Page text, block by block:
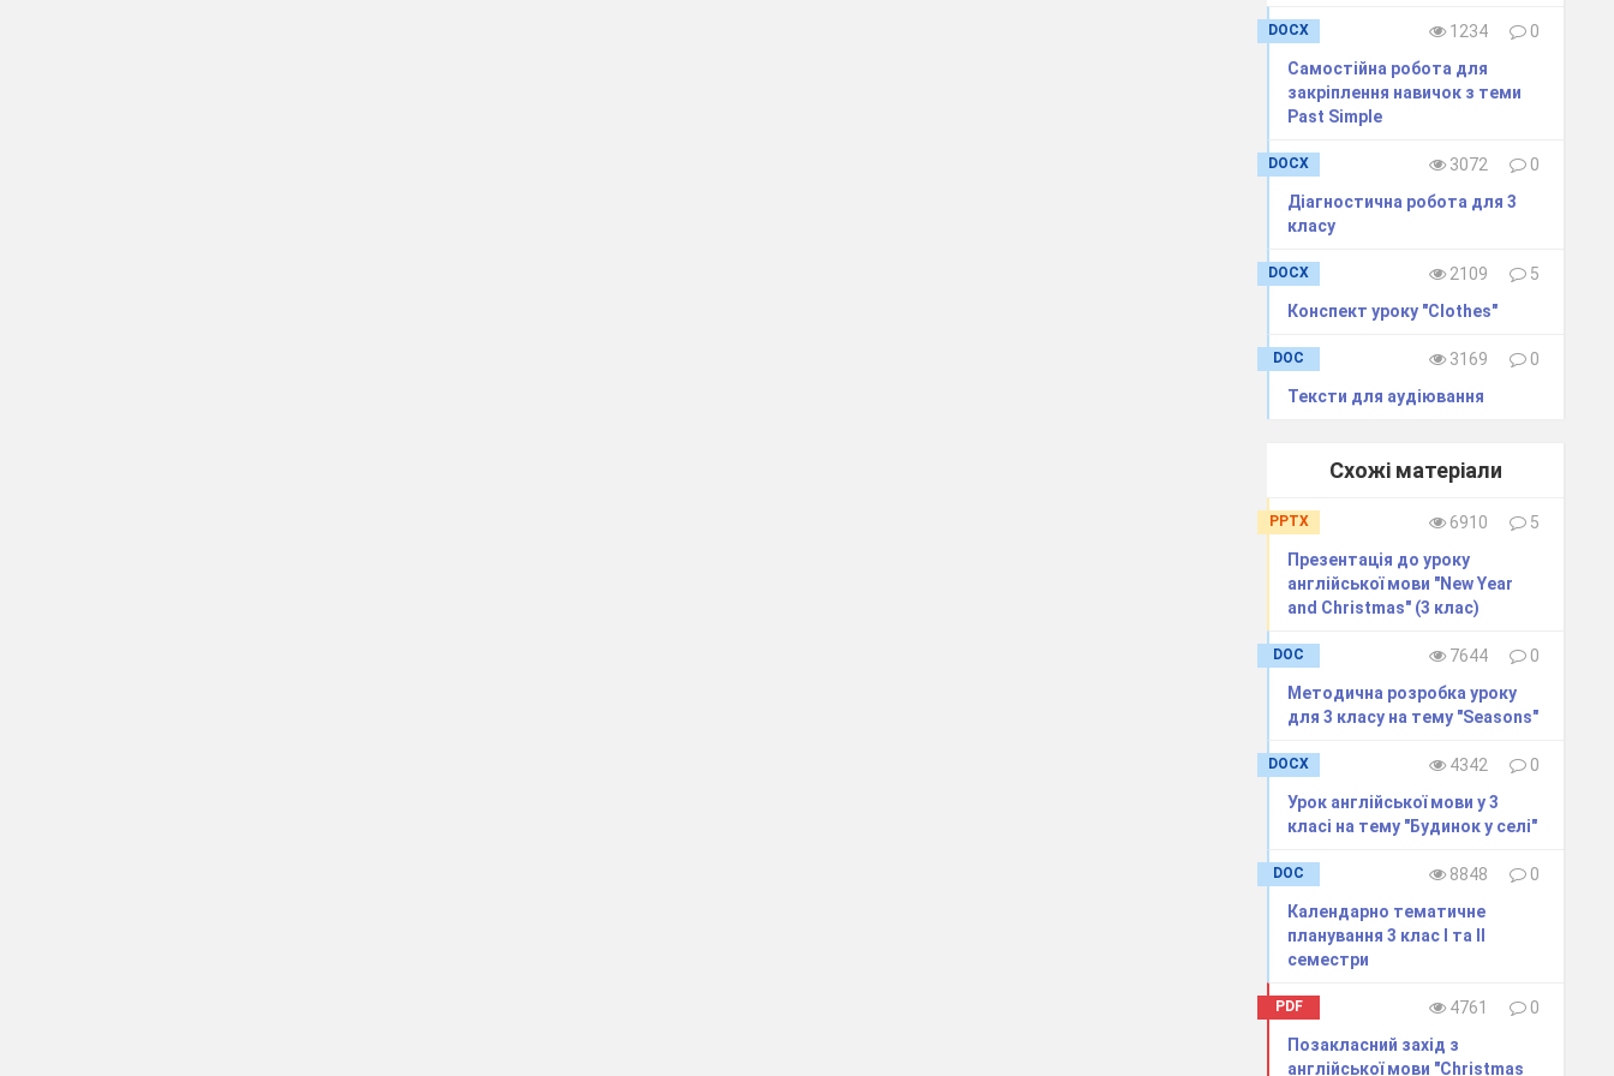
DOCX 1234
0
Самостійна робота для
закріплення навичок з теми
Past Simple
DOCX 3072
0
Діагностична робота для 3
класу
DOCX 2109
5
Конспект уроку "Clothes"
DOC 3169
0
Тексти для аудіювання
Схожі матеріали
PPTX 6910
5
Презентація до уроку
англійської мови "New Year
and Christmas" (3 клас)
DOC 7644
0
Методична розробка уроку
для 3 класу на тему "Seasons"
DOCX 4342
0
Урок англійської мови у 3
класі на тему "Будинок у селі"
DOC 8848
0
Календарно тематичне
планування 3 клас І та ІІ
семестри
PDF 4761
0
Позакласний захід з
англійської мови "Christmas